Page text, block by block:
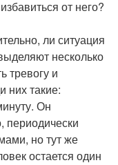
от него?
ли ситуация
несколько
тревогу и
них такие:
Он
периодически
но тут же
остается один